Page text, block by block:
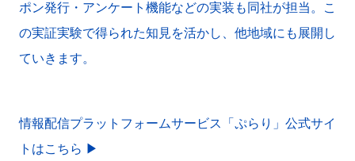
ポン発行・アンケート機能などの実装も同社が担当。こ
の実証実験で得られた知見を活かし、他地域にも展開し
ていきます。
情報配信プラットフォームサービス「ぷらり」公式サイ
トはこちら ▶︎